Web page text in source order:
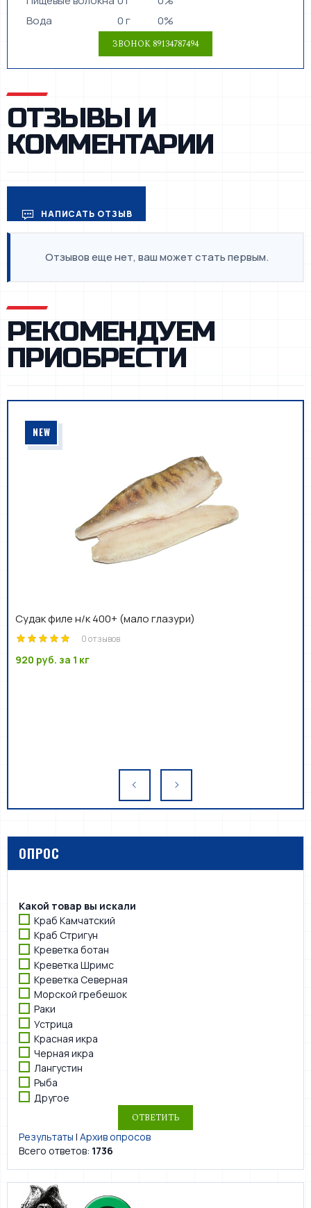
Вода
0 г 0%
ОТЗЫВЫ И
КОММЕНТАРИИ
НАПИСАТЬ ОТЗЫВ
Отзывов еще нет, ваш может стать первым.
РЕКОМЕНДУЕМ
ПРИОБРЕСТИ
NEW
Судак филе н/к 400+ (мало глазури)
0 отзывов
920 руб. за 1 кг
ОПРОС
Какой товар вы искали
Краб Камчатский
Краб Стригун
Креветка ботан
Креветка Шримс
Креветка Северная
Морской гребешок
Раки
Устрица
Красная икра
Черная икра
Лангустин
Рыба
Другое
Результаты | Архив опросов
Всего ответов: 1736